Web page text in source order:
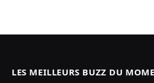
LES MEILLEURS BUZZ DU